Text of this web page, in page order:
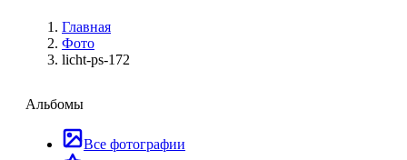
Главная
Фото
licht-ps-172
Альбомы
Все фотографии